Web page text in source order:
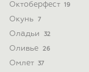
Октоберфест 19
Окунь 7
Оладьи 32
Оливье 26
Омлет 37